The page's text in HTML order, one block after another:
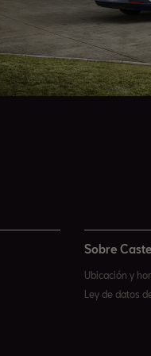
Sobre
Ubicación y
Ley de datos